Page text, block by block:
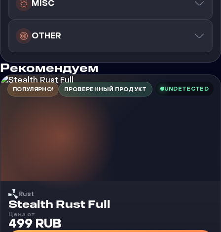
MISC
OTHER
Рекомендуем
ПОПУЛЯРНО! ПРОВЕРЕННЫЙ ПРОДУКТ UNDETECTED
Rust
Чит
Stealth Rust Full
Цена от
499 RUB